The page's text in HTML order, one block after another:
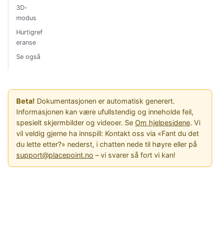
3D-
modus
Hurtigref
eranse
Se også
Beta! Dokumentasjonen er automatisk generert.
Informasjonen kan være ufullstendig og inneholde feil,
spesielt skjermbilder og videoer. Se Om hjelpesidene. Vi
vil veldig gjerne ha innspill: Kontakt oss via «Fant du det
du lette etter?» nederst, i chatten nede til høyre eller på
support@placepoint.no – vi svarer så fort vi kan!